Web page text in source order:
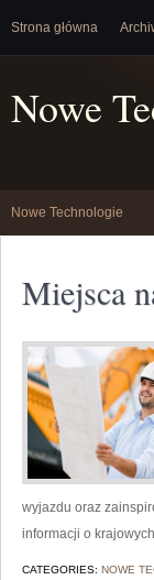
Strona główna
Nowe
Nowe Technologie
Miejsca
wyjazdu oraz
informacji o
CATEGORIES: NOWE